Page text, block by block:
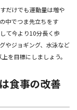
だけでも運動量は増や
中でつま先立ちをす
て今より10分長く歩
やジョギング、水泳など
を目標にしましょう。
食事の改善